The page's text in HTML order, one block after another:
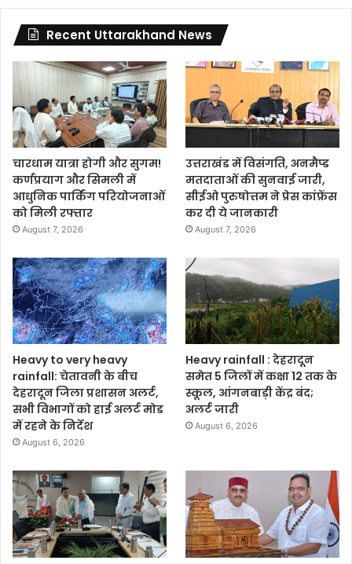
Recent Uttarakhand News
चारधाम यात्रा होगी और सुगम!
कर्णप्रयाग और सिमली में
आधुनिक पार्किंग परियोजनाओं
को मिली रफ्तार
August 7, 2026
उत्तराखंड में विसंगति, अनमैप्ड
मतदाताओं की सुनवाई जारी,
सीईओ पुरुषोत्तम ने प्रेस कांफ्रेंस
कर दी ये जानकारी
August 7, 2026
Heavy to very heavy
rainfall: चेतावनी के बीच
देहरादून जिला प्रशासन अलर्ट,
सभी विभागों को हाई अलर्ट मोड
में रहने के निर्देश
August 6, 2026
Heavy rainfall : देहरादून
समेत 5 जिलों में कक्षा 12 तक के
स्कूल, आंगनबाड़ी केंद्र बंद;
अलर्ट जारी
August 6, 2026